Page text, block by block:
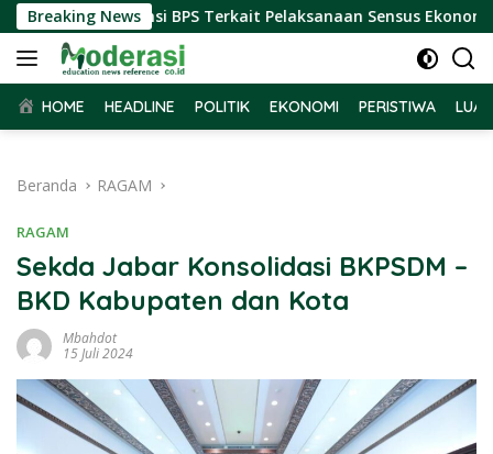
Langsung
ke
konten
Breaking News
Audiensi BPS Terkait Pelaksanaan Sensus Ekonomi 2026
HOME HEADLINE POLITIK EKONOMI PERISTIWA
Beranda RAGAM
RAGAM
Sekda Jabar Konsolidasi BKPSDM –
BKD Kabupaten dan Kota
Mbahdot
15 Juli 2024